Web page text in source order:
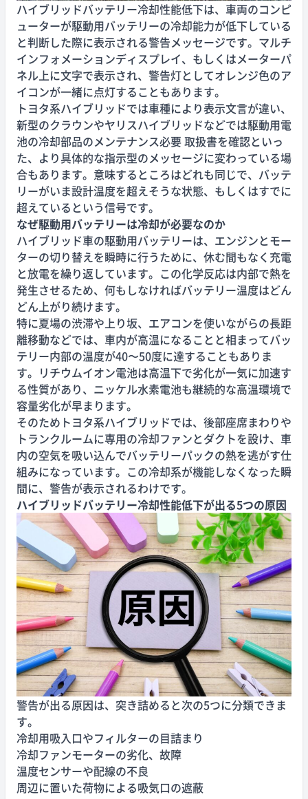
ハイブリッドバッテリー冷却性能低下は、車両のコンピ
ューターが駆動用バッテリーの冷却能力が低下している
と判断した際に表示される警告メッセージです。マルチ
インフォメーションディスプレイ、もしくはメーターパ
ネル上に文字で表示され、警告灯としてオレンジ色のア
イコンが一緒に点灯することもあります。
トヨタ系ハイブリッドでは車種により表示文言が違い、
新型のクラウンやヤリスハイブリッドなどでは駆動用電
池の冷却部品のメンテナンス必要 取扱書を確認といっ
た、より具体的な指示型のメッセージに変わっている場
合もあります。意味するところはどれも同じで、バッテ
リーがいま設計温度を超えそうな状態、もしくはすでに
超えているという信号です。
なぜ駆動用バッテリーは冷却が必要なのか
ハイブリッド車の駆動用バッテリーは、エンジンとモー
ターの切り替えを瞬時に行うために、休む間もなく充電
と放電を繰り返しています。この化学反応は内部で熱を
発生させるため、何もしなければバッテリー温度はどん
どん上がり続けます。
特に夏場の渋滞や上り坂、エアコンを使いながらの長距
離移動などでは、車内が高温になることと相まってバッ
テリー内部の温度が40〜50度に達することもありま
す。リチウムイオン電池は高温下で劣化が一気に加速す
る性質があり、ニッケル水素電池も継続的な高温環境で
容量劣化が早まります。
そのためトヨタ系ハイブリッドでは、後部座席まわりや
トランクルームに専用の冷却ファンとダクトを設け、車
内の空気を吸い込んでバッテリーパックの熱を逃がす仕
組みになっています。この冷却系が機能しなくなった瞬
間に、警告が表示されるわけです。
ハイブリッドバッテリー冷却性能低下が出る5つの原因
警告が出る原因は、突き詰めると次の5つに分類できま
す。
冷却用吸入口やフィルターの目詰まり
冷却ファンモーターの劣化、故障
温度センサーや配線の不良
周辺に置いた荷物による吸気口の遮蔽